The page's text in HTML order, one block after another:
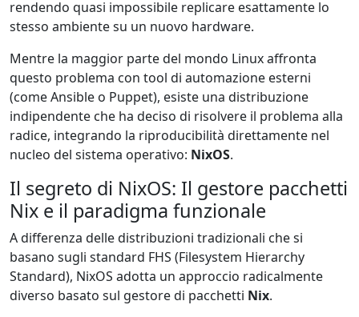
rendendo quasi impossibile replicare esattamente lo
stesso ambiente su un nuovo hardware.
Mentre la maggior parte del mondo Linux affronta
questo problema con tool di automazione esterni
(come Ansible o Puppet), esiste una distribuzione
indipendente che ha deciso di risolvere il problema alla
radice, integrando la riproducibilità direttamente nel
nucleo del sistema operativo: NixOS.
Il segreto di NixOS: Il gestore pacchetti
Nix e il paradigma funzionale
A differenza delle distribuzioni tradizionali che si
basano sugli standard FHS (Filesystem Hierarchy
Standard), NixOS adotta un approccio radicalmente
diverso basato sul gestore di pacchetti Nix.